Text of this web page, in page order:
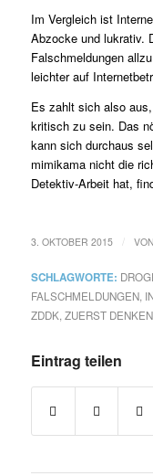
Im Vergleich ist
Abzocke und lukrativ.
Falschmeldungen
leichter auf
Es zahlt sich also
kritisch zu sein. Das
kann sich durchaus
mimikama nicht die
Detektiv-Arbeit hat,
3. OKTOBER 2015 VON
SCHLAGWORTE:
FALSCHMELDUNGEN,
ZDDK, ZUERST
Eintrag teilen